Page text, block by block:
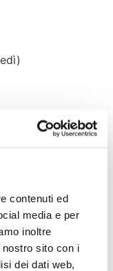
contenuti ed
media e per
inoltre
sito con i
dei dati web,